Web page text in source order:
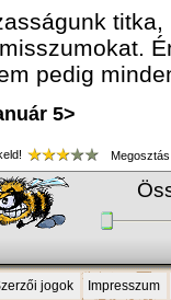
pedig
5>
jogok Impresszum